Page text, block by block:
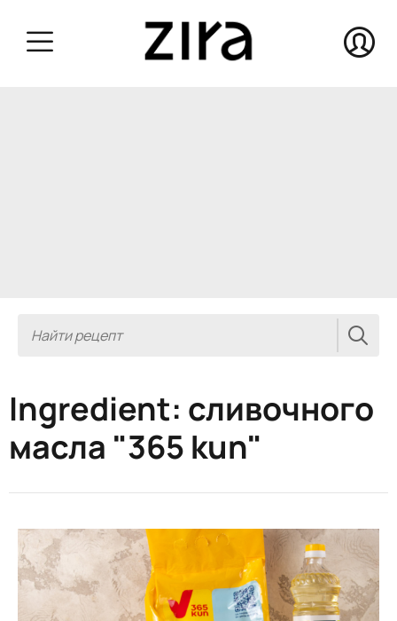
Ingredient: сливочного
масла "365 kun"